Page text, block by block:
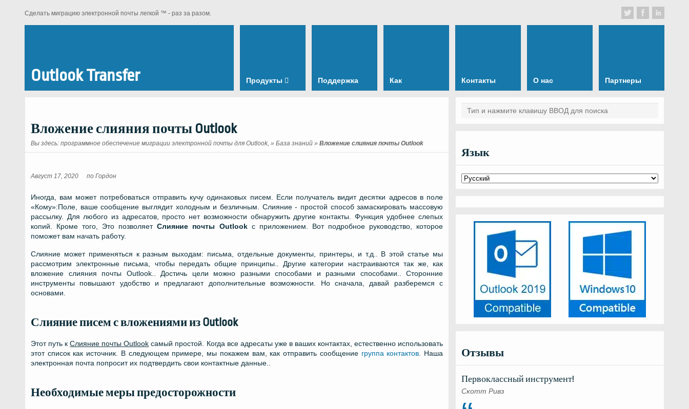
Сделать миграцию электронной почты легкой ™ - раз за разом.
Outlook Transfer Продукты Поддержка Как Контакты О нас Партнеры
Вложение слияния почты Outlook
Вы здесь: программное обеспечение миграции электронной почты для Outlook, » База знаний » Вложение слияния почты Outlook
Август 17, 2020 по Гордон
Иногда, вам может потребоваться отправить кучу одинаковых писем. Если получатель видит десятки адресов в поле
«Кому»:Поле, ваше сообщение выглядит холодным и безличным. Слияние - простой способ замаскировать массовую
рассылку. Для любого из адресатов, просто нет возможности обнаружить другие контакты. Функция удобнее слепых
копий. Кроме того, Это позволяетСлияние почты Outlookс приложением. Вот подробное руководство, которое
поможет вам начать работу.
Слияние может применяться к разным выходам: письма, отдельные документы, принтеры, и т.д.. В этой статье мы
рассмотрим электронные письма, чтобы передать общие принципы.. Другие категории настраиваются так же, как
вложение слияния почты Outlook.. Достичь цели можно разными способами и разными способами.. Сторонние
инструменты повышают удобство и предлагают дополнительные возможности. Но сначала, давай разберемся с
основами.
Слияние писем с вложениями из Outlook
Этот путь кСлияние почты Outlook самый простой. Когда все адресаты уже в ваших контактах, естественно использовать
этот список как источник. В следующем примере, мы покажем вам, как отправить сообщение группа контактов . Наша
электронная почта попросит их подтвердить свои контактные данные..
Необходимые меры предосторожности
Язык
Отзывы
Первоклассный инструмент!
Скотт Ривз